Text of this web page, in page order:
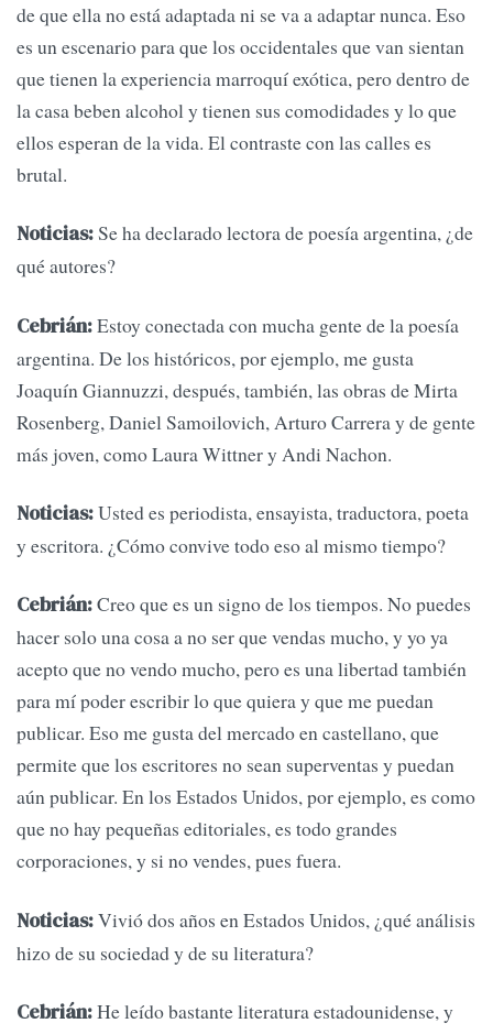
de que ella no está adaptada ni se va a adaptar nunca. Eso
es un escenario para que los occidentales que van sientan
que tienen la experiencia marroquí exótica, pero dentro de
la casa beben alcohol y tienen sus comodidades y lo que
ellos esperan de la vida. El contraste con las calles es
brutal.
Noticias:Se ha declarado lectora de poesía argentina, ¿de
qué autores?
Cebrián:Estoy conectada con mucha gente de la poesía
argentina. De los históricos, por ejemplo, me gusta
Joaquín Giannuzzi, después, también, las obras de Mirta
Rosenberg, Daniel Samoilovich, Arturo Carrera y de gente
más joven, como Laura Wittner y Andi Nachon.
Noticias:Usted es periodista, ensayista, traductora, poeta
y escritora. ¿Cómo convive todo eso al mismo tiempo?
Cebrián:Creo que es un signo de los tiempos. No puedes
hacer solo una cosa a no ser que vendas mucho, y yo ya
acepto que no vendo mucho, pero es una libertad también
para mí poder escribir lo que quiera y que me puedan
publicar. Eso me gusta del mercado en castellano, que
permite que los escritores no sean superventas y puedan
aún publicar. En los Estados Unidos, por ejemplo, es como
que no hay pequeñas editoriales, es todo grandes
corporaciones, y si no vendes, pues fuera.
Noticias:Vivió dos años en Estados Unidos, ¿qué análisis
hizo de su sociedad y de su literatura?
Cebrián:He leído bastante literatura estadounidense, y